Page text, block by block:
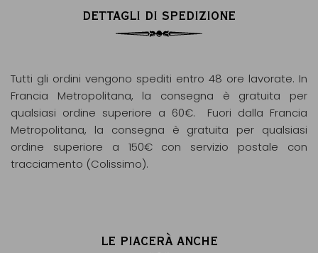
DETTAGLI DI SPEDIZIONE
Tutti gli ordini vengono spediti entro 48 ore lavorate. In
Francia Metropolitana, la consegna è gratuita per
qualsiasi ordine superiore a 60€. Fuori dalla Francia
Metropolitana, la consegna è gratuita per qualsiasi
ordine superiore a 150€ con servizio postale con
tracciamento (Colissimo).
LE PIACERÀ ANCHE